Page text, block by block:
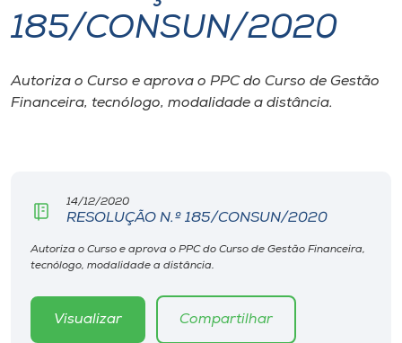
I.nova
Diplomados
CPA
Biblioteca
Editora
185/CONSUN/2020
Autoriza o Curso e aprova o PPC do Curso de Gestão
Financeira, tecnólogo, modalidade a distância.
14/12/2020
RESOLUÇÃO N.º 185/CONSUN/2020
Autoriza o Curso e aprova o PPC do Curso de Gestão Financeira,
tecnólogo, modalidade a distância.
Visualizar Compartilhar